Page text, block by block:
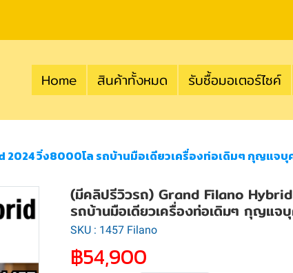
Home สินค้าทั้งหมด รับซื้อมอเตอร์ไซค์
วิ่ง8000โล รถบ้านมือเดียวเครื่องท่อเดิมๆ กุญแจบุค
(มีคลิปรีวิวรถ) Grand Filano
รถบ้านมือเดียวเครื่องท่อเดิมๆ กุญแจ
SKU : 1457 Filano
฿54,900